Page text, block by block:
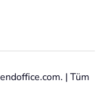
| Tüm